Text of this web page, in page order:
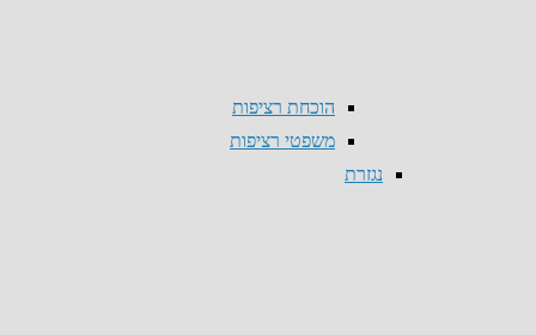
הוכחת רציפות
משפטי רציפות
נגזרת